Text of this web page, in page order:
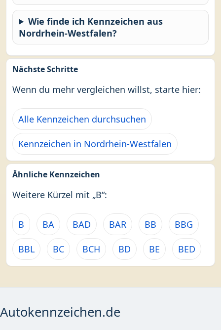
Wie finde ich Kennzeichen aus
Nordrhein-Westfalen?
Nächste Schritte
Wenn du mehr vergleichen willst, starte hier:
Alle Kennzeichen durchsuchen
Kennzeichen in Nordrhein-Westfalen
Ähnliche Kennzeichen
Weitere Kürzel mit „B“:
B BA BAD BAR BB BBG
BBL BC BCH BD BE BED
Autokennzeichen.de